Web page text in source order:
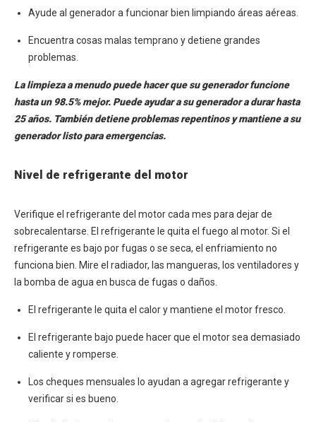
Ayude al generador a funcionar bien limpiando áreas aéreas.
Encuentra cosas malas temprano y detiene grandes
problemas.
La limpieza a menudo puede hacer que su generador funcione
hasta un 98.5% mejor. Puede ayudar a su generador a durar hasta
25 años. También detiene problemas repentinos y mantiene a su
generador listo para emergencias.
Nivel de refrigerante del motor
Verifique el refrigerante del motor cada mes para dejar de
sobrecalentarse. El refrigerante le quita el fuego al motor. Si el
refrigerante es bajo por fugas o se seca, el enfriamiento no
funciona bien. Mire el radiador, las mangueras, los ventiladores y
la bomba de agua en busca de fugas o daños.
El refrigerante le quita el calor y mantiene el motor fresco.
El refrigerante bajo puede hacer que el motor sea demasiado
caliente y romperse.
Los cheques mensuales lo ayudan a agregar refrigerante y
verificar si es bueno.